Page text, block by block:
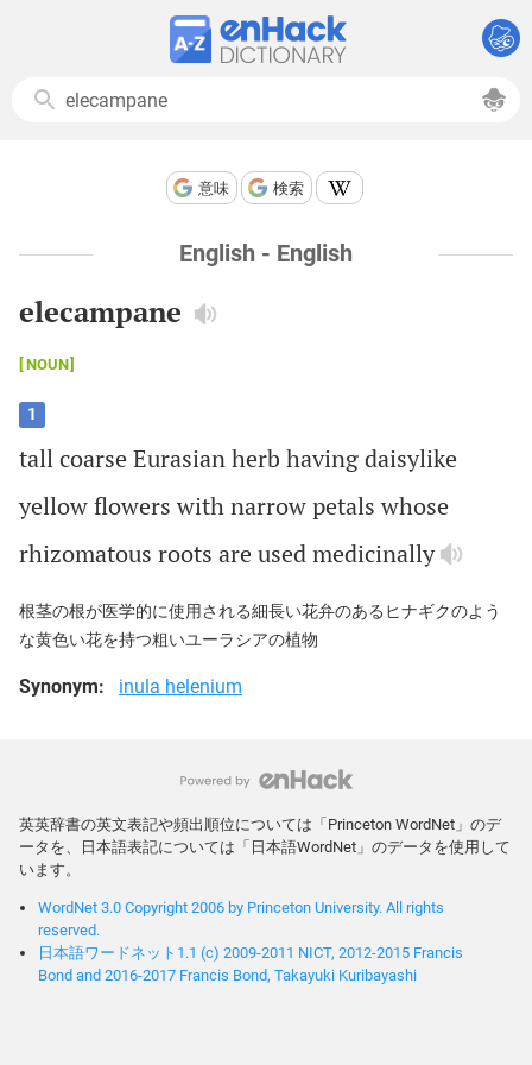
意味 検索
English - English
elecampane
NOUN
1
tallcoarse Eurasianherb havingdaisylike
yellowflowers withnarrowpetals whose
rhizomatous roots are usedmedicinally
根茎の根が医学的に使用される細長い花弁のあるヒナギクのよう
な黄色い花を持つ粗いユーラシアの植物
Synonym: inula helenium
英英辞書の英文表記や頻出順位については「Princeton WordNet」のデ
ータを、日本語表記については「日本語WordNet」のデータを使用して
います。
WordNet 3.0 Copyright 2006 by Princeton University. All rights
reserved.
日本語ワードネット1.1 (c) 2009-2011 NICT, 2012-2015 Francis
Bond and 2016-2017 Francis Bond, Takayuki Kuribayashi